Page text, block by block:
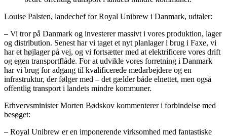
Louise Palsten, landechef for Royal Unibrew i Danmark, udtaler:
– Vi tror på Danmark og investerer massivt i vores produktion, lager
og distribution. Senest har vi taget et nyt planlager i brug i Faxe, vi
har et højlager på vej, og vi fortsætter med at elektrificere vores drift
og egen transportflåde. For at udvikle vores forretning i Danmark
har vi brug for adgang til kvalificerede medarbejdere og en
infrastruktur, der følger med – det gælder både elnettet, men også
offentlig transport i landets mindre kommuner.
Erhvervsminister Morten Bødskov kommenterer i forbindelse med
besøget:
– Royal Unibrew er en imponerende virksomhed med fantastiske